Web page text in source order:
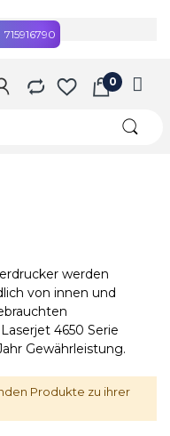
715916790
werden
von innen und
4650 Serie
Gewährleistung.
Produkte zu ihrer